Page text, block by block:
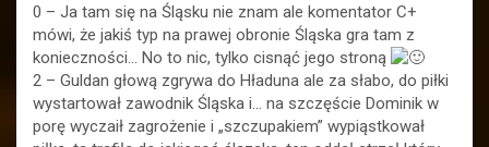
0 – Ja tam się na Śląsku nie znam ale komentator C+
mówi, że jakiś typ na prawej obronie Śląska gra tam z
konieczności… No to nic, tylko cisnąć jego stroną
2 – Guldan głową zgrywa do Hładuna ale za słabo, do piłki
wystartował zawodnik Śląska i… na szczęście Dominik w
porę wyczaił zagrożenie i „szczupakiem” wypiąstkował